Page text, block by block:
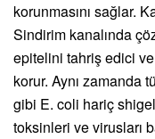
korunmasını sağlar.
Sindirim kanalında
epitelini tahriş edici
korur. Aynı zamanda
gibi E. coli hariç
toksinleri ve virusları